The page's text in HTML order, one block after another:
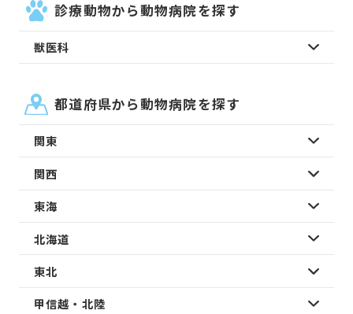
診療動物から動物病院を探す
獣医科
都道府県から動物病院を探す
関東
関西
東海
北海道
東北
甲信越・北陸